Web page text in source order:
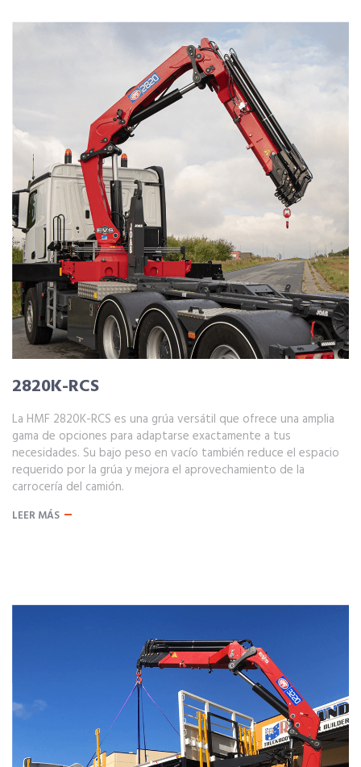
2820K-RCS
La HMF 2820K-RCS es una grúa versátil que ofrece una amplia
gama de opciones para adaptarse exactamente a tus
necesidades. Su bajo peso en vacío también reduce el espacio
requerido por la grúa y mejora el aprovechamiento de la
carrocería del camión.
LEER MÁS